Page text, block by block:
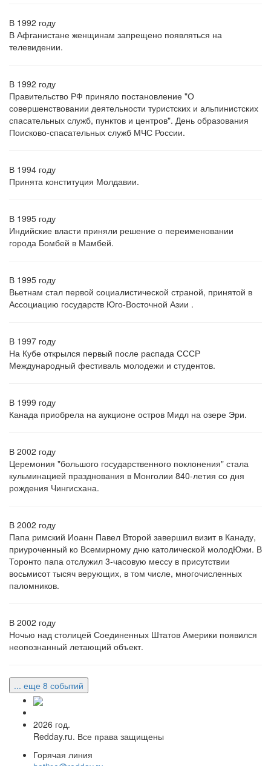
В 1992 году
В Афганистане женщинам запрещено появляться на
телевидении.
В 1992 году
Правительство РФ приняло постановление "О
совершенствовании деятельности туристских и альпинистских
спасательных служб, пунктов и центров". День образования
Поисково-спасательных служб МЧС России.
В 1994 году
Принята конституция Молдавии.
В 1995 году
Индийские власти приняли решение о переименовании
города Бомбей в Мамбей.
В 1995 году
Вьетнам стал первой социалистической страной, принятой в
Ассоциацию государств Юго-Восточной Азии .
В 1997 году
На Кубе открылся первый после распада СССР
Международный фестиваль молодежи и студентов.
В 1999 году
Канада приобрела на аукционе остров Мидл на озере Эри.
В 2002 году
Церемония "большого государственного поклонения" стала
кульминацией празднования в Монголии 840-летия со дня
рождения Чингисхана.
В 2002 году
Папа римский Иоанн Павел Второй завершил визит в Канаду,
приуроченный ко Всемирному дню католической молодЮжи. В
Торонто папа отслужил 3-часовую мессу в присутствии
восьмисот тысяч верующих, в том числе, многочисленных
паломников.
В 2002 году
Ночью над столицей Соединенных Штатов Америки появился
неопознанный летающий объект.
... еще 8 событий
2026 год.
Redday.ru. Все права защищены
Горячая линия